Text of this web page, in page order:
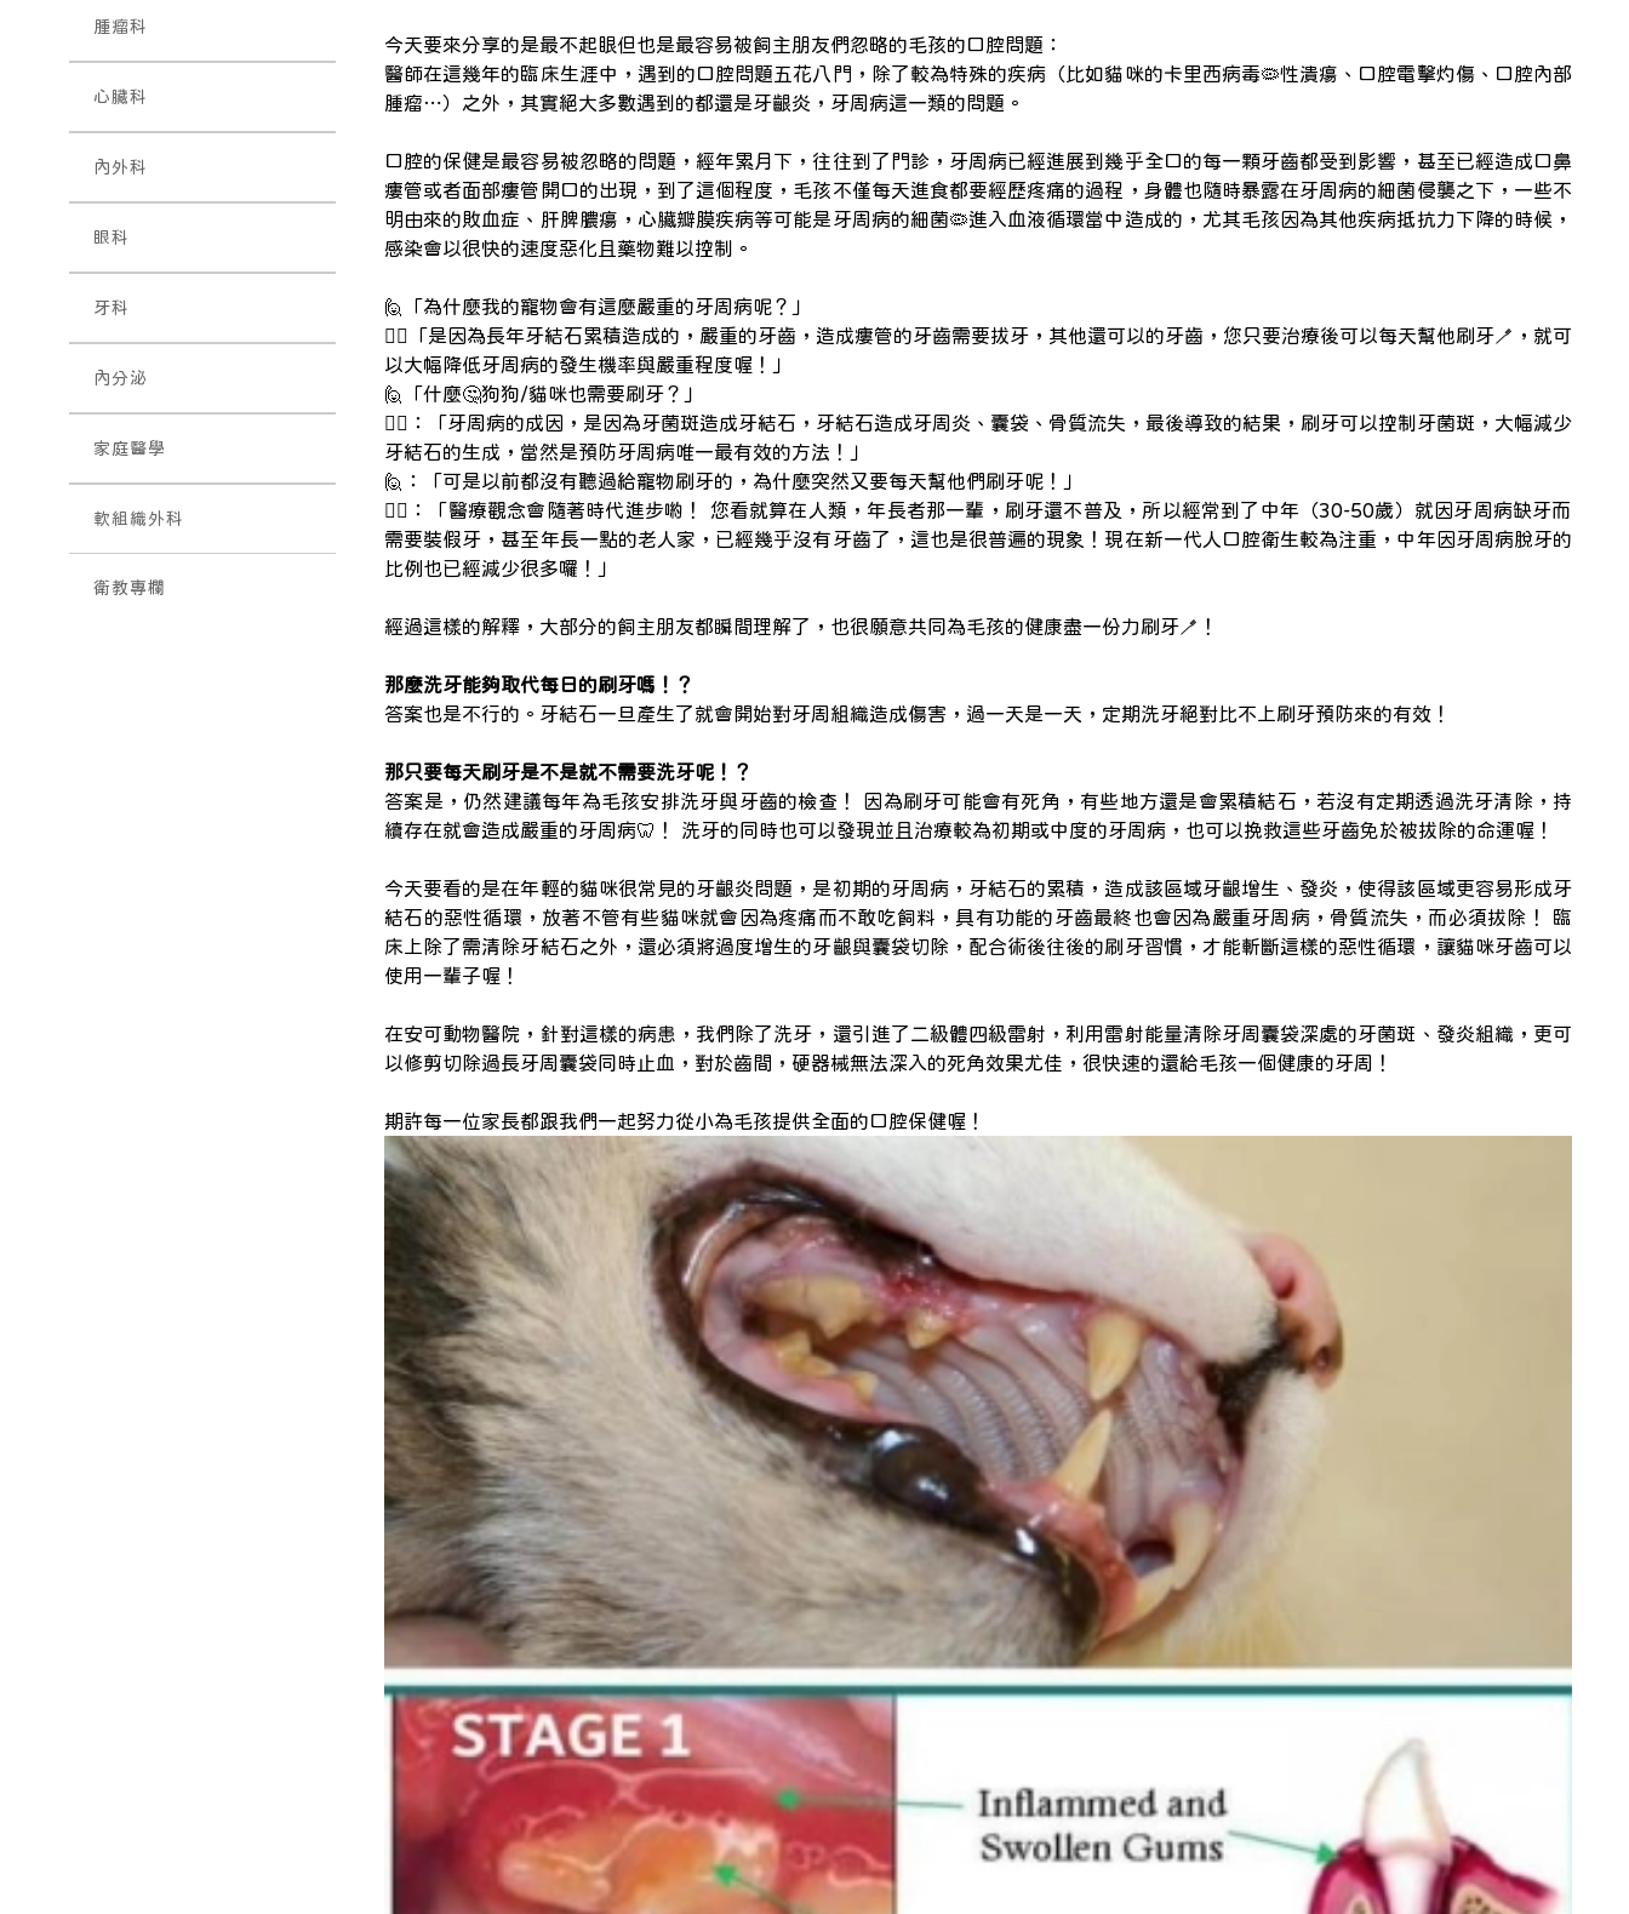
腫瘤科
心臟科
內外科
眼科
牙科
內分泌
家庭醫學
軟組織外科
衛教專欄
今天要來分享的是最不起眼但也是最容易被飼主朋友們忽略的毛孩的口腔問題：
醫師在這幾年的臨床生涯中，遇到的口腔問題五花八門，除了較為特殊的疾病（比如貓咪的卡里西病毒🦠性潰瘍、口腔電擊灼傷、口腔內部
腫瘤⋯）之外，其實絕大多數遇到的都還是牙齦炎，牙周病這一類的問題。
口腔的保健是最容易被忽略的問題，經年累月下，往往到了門診，牙周病已經進展到幾乎全口的每一顆牙齒都受到影響，甚至已經造成口鼻
瘻管或者面部瘻管開口的出現，到了這個程度，毛孩不僅每天進食都要經歷疼痛的過程，身體也隨時暴露在牙周病的細菌侵襲之下，一些不
明由來的敗血症、肝脾膿瘍，心臟瓣膜疾病等可能是牙周病的細菌🦠進入血液循環當中造成的，尤其毛孩因為其他疾病抵抗力下降的時候，
感染會以很快的速度惡化且藥物難以控制。
🙋「為什麼我的寵物會有這麼嚴重的牙周病呢？」
👨‍⚕️「是因為長年牙結石累積造成的，嚴重的牙齒，造成瘻管的牙齒需要拔牙，其他還可以的牙齒，您只要治療後可以每天幫他刷牙🪥，就可
以大幅降低牙周病的發生機率與嚴重程度喔！」
🙋「什麼🤔狗狗/貓咪也需要刷牙？」
👨‍⚕️：「牙周病的成因，是因為牙菌斑造成牙結石，牙結石造成牙周炎、囊袋、骨質流失，最後導致的結果，刷牙可以控制牙菌斑，大幅減少
牙結石的生成，當然是預防牙周病唯一最有效的方法！」
🙋：「可是以前都沒有聽過給寵物刷牙的，為什麼突然又要每天幫他們刷牙呢！」
👨‍⚕️：「醫療觀念會隨著時代進步喲！ 您看就算在人類，年長者那一輩，刷牙還不普及，所以經常到了中年（30-50歲）就因牙周病缺牙而
需要裝假牙，甚至年長一點的老人家，已經幾乎沒有牙齒了，這也是很普遍的現象！現在新一代人口腔衛生較為注重，中年因牙周病脫牙的
比例也已經減少很多囉！」
經過這樣的解釋，大部分的飼主朋友都瞬間理解了，也很願意共同為毛孩的健康盡一份力刷牙🪥！
那麼洗牙能夠取代每日的刷牙嗎！？
答案也是不行的。牙結石一旦產生了就會開始對牙周組織造成傷害，過一天是一天，定期洗牙絕對比不上刷牙預防來的有效！
那只要每天刷牙是不是就不需要洗牙呢！？
答案是，仍然建議每年為毛孩安排洗牙與牙齒的檢查！ 因為刷牙可能會有死角，有些地方還是會累積結石，若沒有定期透過洗牙清除，持
續存在就會造成嚴重的牙周病🦷！ 洗牙的同時也可以發現並且治療較為初期或中度的牙周病，也可以挽救這些牙齒免於被拔除的命運喔！
今天要看的是在年輕的貓咪很常見的牙齦炎問題，是初期的牙周病，牙結石的累積，造成該區域牙齦增生、發炎，使得該區域更容易形成牙
結石的惡性循環，放著不管有些貓咪就會因為疼痛而不敢吃飼料，具有功能的牙齒最終也會因為嚴重牙周病，骨質流失，而必須拔除！ 臨
床上除了需清除牙結石之外，還必須將過度增生的牙齦與囊袋切除，配合術後往後的刷牙習慣，才能斬斷這樣的惡性循環，讓貓咪牙齒可以
使用一輩子喔！
在安可動物醫院，針對這樣的病患，我們除了洗牙，還引進了二級體四級雷射，利用雷射能量清除牙周囊袋深處的牙菌斑、發炎組織，更可
以修剪切除過長牙周囊袋同時止血，對於齒間，硬器械無法深入的死角效果尤佳，很快速的還給毛孩一個健康的牙周！
期許每一位家長都跟我們一起努力從小為毛孩提供全面的口腔保健喔！